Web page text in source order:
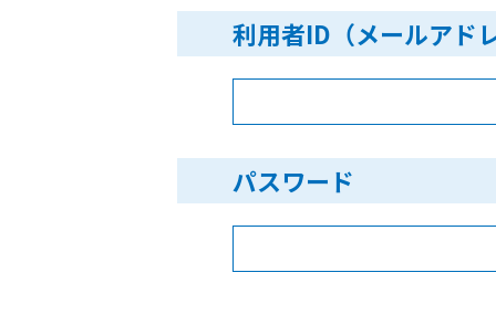
利用者ID（メールアド
パスワード